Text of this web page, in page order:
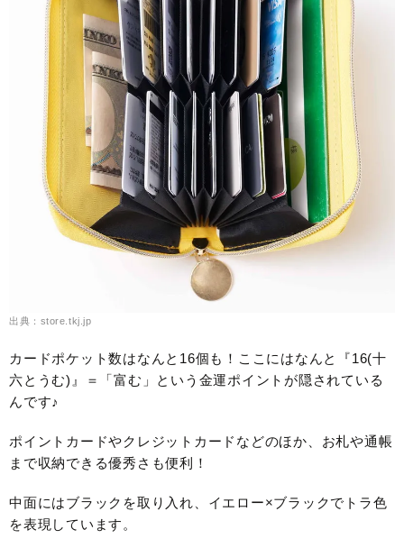
出典：store.tkj.jp
カードポケット数はなんと16個も！ここにはなんと『16(十
六とうむ)』＝「富む」という金運ポイントが隠されている
んです♪
ポイントカードやクレジットカードなどのほか、お札や通帳
まで収納できる優秀さも便利！
中面にはブラックを取り入れ、イエロー×ブラックでトラ色
を表現しています。